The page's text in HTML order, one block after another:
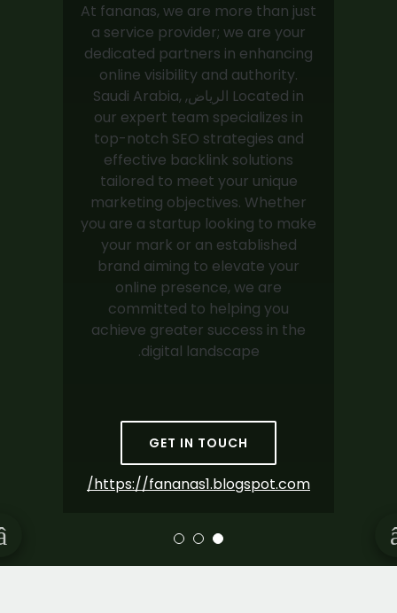
At fananas, we are more than just
a service provider; we are your
dedicated partners in enhancing
online visibility and authority.
Located in الرياض, Saudi Arabia,
our expert team specializes in
top-notch SEO strategies and
effective backlink solutions
tailored to meet your unique
marketing objectives. Whether
you are a startup looking to make
your mark or an established
brand aiming to elevate your
online presence, we are
committed to helping you
achieve greater success in the
digital landscape.
GET IN TOUCH
https://fananas1.blogspot.com/